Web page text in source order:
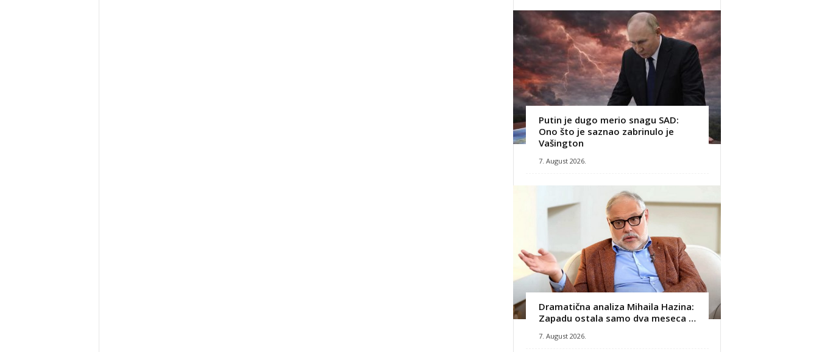
Putin je dugo merio snagu SAD:
Ono što je saznao zabrinulo je
Vašington
7. August 2026.
Dramatična analiza Mihaila Hazina:
Zapadu ostala samo dva meseca …
7. August 2026.